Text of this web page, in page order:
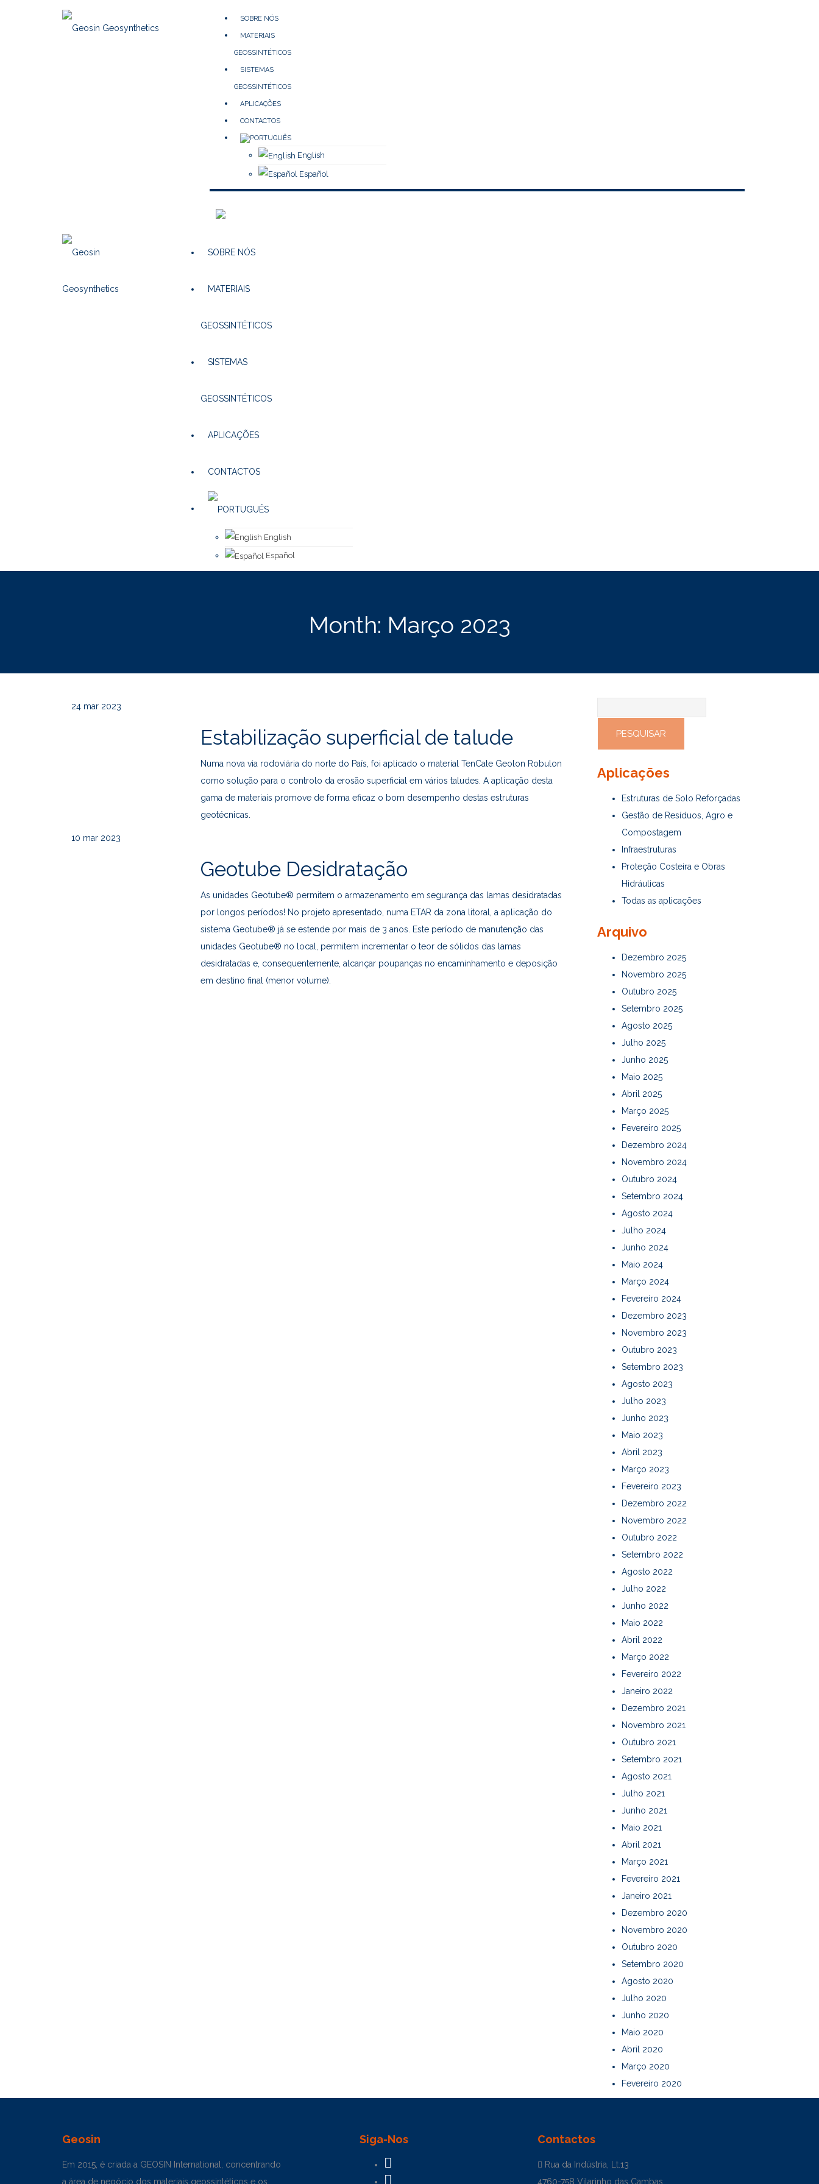
SOBRE NÓS
MATERIAIS
GEOSSINTÉTICOS
SISTEMAS
GEOSSINTÉTICOS
APLICAÇÕES
CONTACTOS
English
Español
SOBRE NÓS
MATERIAIS
GEOSSINTÉTICOS
SISTEMAS
GEOSSINTÉTICOS
APLICAÇÕES
CONTACTOS
English
Español
Month: Março 2023
24 mar 2023
Estabilização superficial de talude
Numa nova via rodoviária do norte do País, foi aplicado o material TenCate Geolon Robulon
como solução para o controlo da erosão superficial em vários taludes. A aplicação desta
gama de materiais promove de forma eficaz o bom desempenho destas estruturas
geotécnicas.
10 mar 2023
Geotube Desidratação
As unidades Geotube® permitem o armazenamento em segurança das lamas desidratadas
por longos períodos! No projeto apresentado, numa ETAR da zona litoral, a aplicação do
sistema Geotube® já se estende por mais de 3 anos. Este período de manutenção das
unidades Geotube® no local, permitem incrementar o teor de sólidos das lamas
desidratadas e, consequentemente, alcançar poupanças no encaminhamento e deposição
em destino final (menor volume).
Aplicações
Estruturas de Solo Reforçadas
Gestão de Resíduos, Agro e
Compostagem
Infraestruturas
Proteção Costeira e Obras
Hidráulicas
Todas as aplicações
Arquivo
Dezembro 2025
Novembro 2025
Outubro 2025
Setembro 2025
Agosto 2025
Julho 2025
Junho 2025
Maio 2025
Abril 2025
Março 2025
Fevereiro 2025
Dezembro 2024
Novembro 2024
Outubro 2024
Setembro 2024
Agosto 2024
Julho 2024
Junho 2024
Maio 2024
Março 2024
Fevereiro 2024
Dezembro 2023
Novembro 2023
Outubro 2023
Setembro 2023
Agosto 2023
Julho 2023
Junho 2023
Maio 2023
Abril 2023
Março 2023
Fevereiro 2023
Dezembro 2022
Novembro 2022
Outubro 2022
Setembro 2022
Agosto 2022
Julho 2022
Junho 2022
Maio 2022
Abril 2022
Março 2022
Fevereiro 2022
Janeiro 2022
Dezembro 2021
Novembro 2021
Outubro 2021
Setembro 2021
Agosto 2021
Julho 2021
Junho 2021
Maio 2021
Abril 2021
Março 2021
Fevereiro 2021
Janeiro 2021
Dezembro 2020
Novembro 2020
Outubro 2020
Setembro 2020
Agosto 2020
Julho 2020
Junho 2020
Maio 2020
Abril 2020
Março 2020
Fevereiro 2020
Geosin
Em 2015, é criada a GEOSIN International, concentrando
a área de negócio dos materiais geossintéticos e os
Siga-Nos Contactos
Rua da Indústria, Lt.13
4760-758 Vilarinho das Cambas